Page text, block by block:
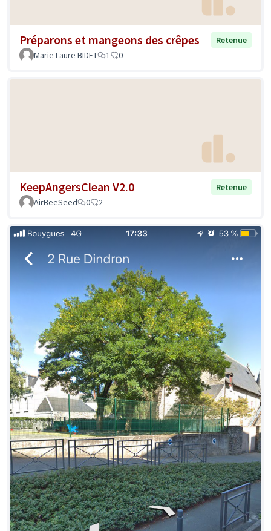
Préparons et mangeons des crêpes
Retenue
Marie Laure BIDET
1 0
KeepAngersClean V2.0
Retenue
AirBeeSeed
0 2